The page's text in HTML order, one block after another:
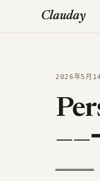
Clauday
2026年5月
——